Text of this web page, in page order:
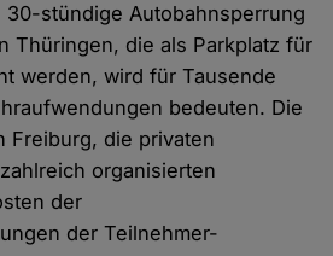
30-stündige Autobahnsperrung
Thüringen, die als Parkplatz für
werden, wird für Tausende
bedeuten. Die
Freiburg, die privaten
organisierten
der
der Teilnehmer-